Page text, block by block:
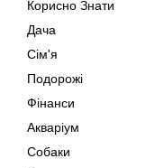
Корисно Знати
Дача
Сім'я
Подорожі
Фінанси
Акваріум
Собаки